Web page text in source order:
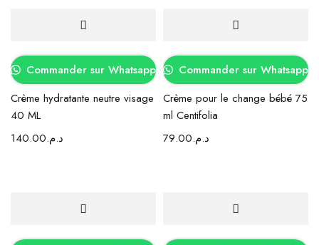
Commander sur Whatsapp
Crème hydratante neutre visage
40 ML
د.م.140.00
Commander sur Whatsapp
Crème pour le change bébé 75
ml Centifolia
د.م.79.00